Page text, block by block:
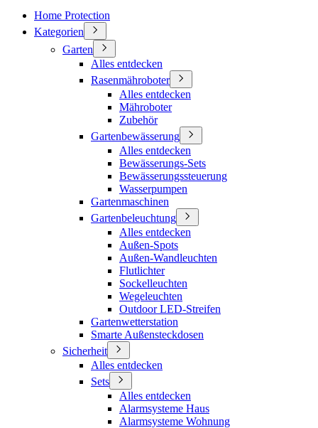
Home Protection
Kategorien
Garten
Alles entdecken
Rasenmähroboter
Alles entdecken
Mähroboter
Zubehör
Gartenbewässerung
Alles entdecken
Bewässerungs-Sets
Bewässerungssteuerung
Wasserpumpen
Gartenmaschinen
Gartenbeleuchtung
Alles entdecken
Außen-Spots
Außen-Wandleuchten
Flutlichter
Sockelleuchten
Wegeleuchten
Outdoor LED-Streifen
Gartenwetterstation
Smarte Außensteckdosen
Sicherheit
Alles entdecken
Sets
Alles entdecken
Alarmsysteme Haus
Alarmsysteme Wohnung